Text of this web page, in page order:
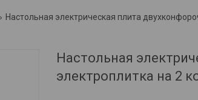
Настольная электрическая плита
Настольная
электроплитка на 2